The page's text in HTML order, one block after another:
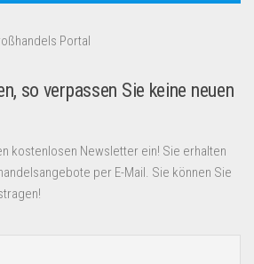
Portal
so verpassen Sie keine neuen
kostenlosen Newsletter ein! Sie erhalten
per E-Mail. Sie können Sie